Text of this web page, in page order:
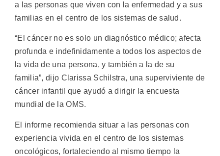
a las personas que viven con la enfermedad y a sus
familias en el centro de los sistemas de salud.
“El cáncer no es solo un diagnóstico médico; afecta
profunda e indefinidamente a todos los aspectos de
la vida de una persona, y también a la de su
familia”, dijo Clarissa Schilstra, una superviviente de
cáncer infantil que ayudó a dirigir la encuesta
mundial de la OMS.
El informe recomienda situar a las personas con
experiencia vivida en el centro de los sistemas
oncológicos, fortaleciendo al mismo tiempo la